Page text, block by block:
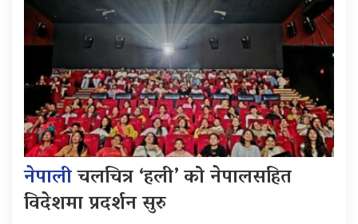
नेपालीचलचित्र ‘हली’ को नेपालसहित
विदेशमा प्रदर्शन सुरु